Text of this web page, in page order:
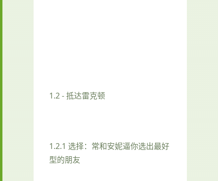
1.2 - 抵达雷克顿
1.2.1 选择：常和安妮逼你选出最好
型的朋友